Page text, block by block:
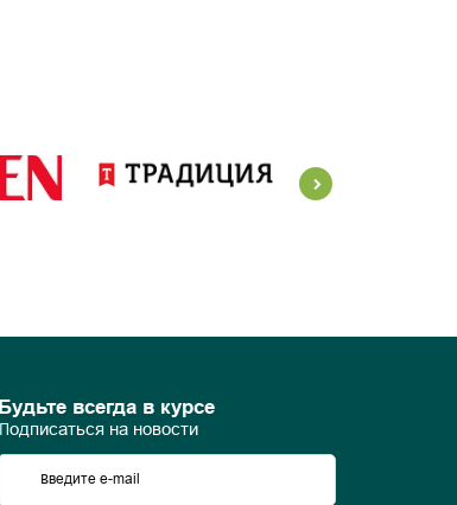
Будьте всегда в курсе
Подписаться на новости